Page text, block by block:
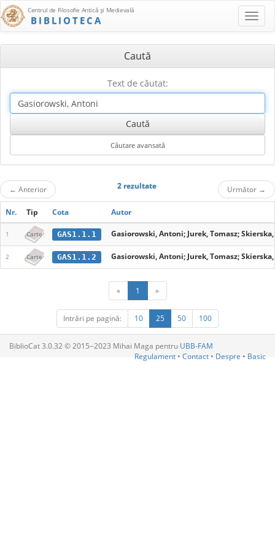
Centrul de Filosofie Antică şi Medievală
BIBLIOTECA
Caută
Text de căutat:
← Anterior 2 rezultate Următor →
Nr. Tip Cota Autor
1 Carte GAS1.1.1 Gasiorowski, Antoni; Jurek, Tomasz;
2 Carte GAS1.1.2 Gasiorowski, Antoni; Jurek, Tomasz;
« 1 »
Intrări pe pagină: 10 25 50 100
BiblioCat 3.0.32 © 2015‒2023 Mihai Maga pentru UBB-FAM
Regulament • Contact • Despre • Basic